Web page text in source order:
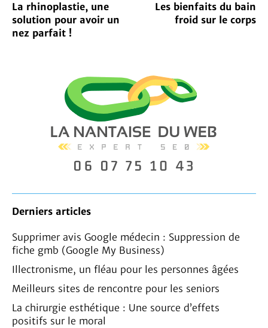
La rhinoplastie, une
solution pour avoir un
nez parfait !
Les bienfaits du bain
froid sur le corps
Derniers articles
Supprimer avis Google médecin : Suppression de
fiche gmb (Google My Business)
Illectronisme, un fléau pour les personnes âgées
Meilleurs sites de rencontre pour les seniors
La chirurgie esthétique : Une source d’effets
positifs sur le moral